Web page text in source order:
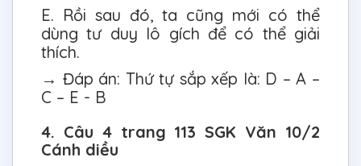
E. Rồi sau đó, ta cũng mới có thể
dùng tư duy lô gích để có thể giải
thích.
→ Đáp án: Thứ tự sắp xếp là: D – A –
C – E - B
4. Câu 4 trang 113 SGK Văn 10/2
Cánh diều